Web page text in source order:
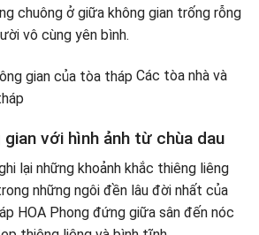
chuông ở giữa không gian trống rỗng
vô cùng yên bình.
Các tòa nhà và
gian với hình ảnh từ chùa dau
lại những khoảnh khắc thiêng liêng
những ngôi đền lâu đời nhất của
HOA Phong đứng giữa sân đến nóc